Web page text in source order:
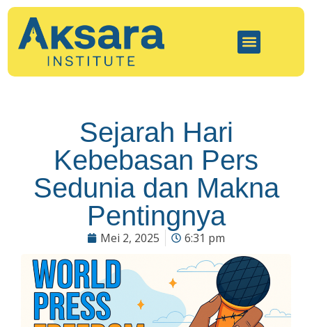
Sejarah Hari
Kebebasan Pers
Sedunia dan Makna
Pentingnya
Mei 2, 2025 6:31 pm